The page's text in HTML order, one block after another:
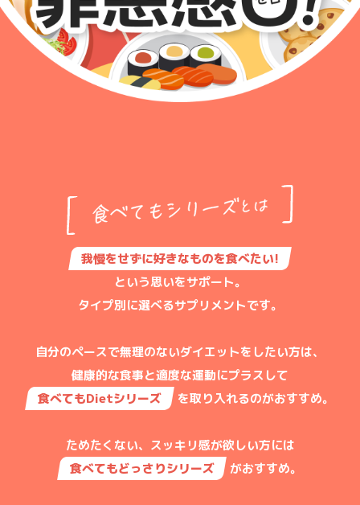
我慢をせずに好きなものを食べたい!
という思いをサポート。
タイプ別に選べるサプリメントです。
自分のペースで無理のないダイエットをしたい方は、
健康的な食事と適度な運動にプラスして
食べてもDietシリーズ
を取り入れるのがおすすめ。
ためたくない、スッキリ感が欲しい方には
食べてもどっさりシリーズ
がおすすめ。